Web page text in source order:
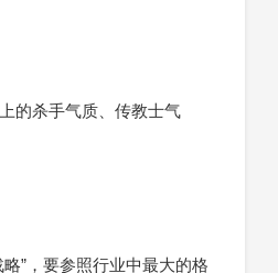
的杀手气质、传教士气
”，要参照行业中最大的格